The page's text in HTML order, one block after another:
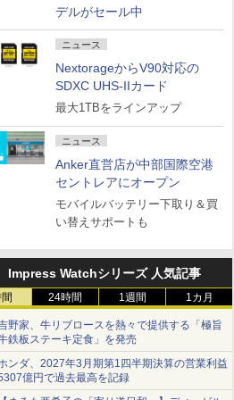
デルがセール中
ニュース
NextorageからV90対応の
SDXC UHS-IIカード
最大1TBをラインアップ
ニュース
Anker直営店が中部国際空港
セントレアにオープン
モバイルバッテリー下取り＆買
い替えサポートも
Impress Watchシリーズ 人気記事
24時間 1週間 1カ月
野家、牛リブロースを熱々で提供する「極旨
鉄板ステーキ定食」を発売
ンダ、2027年3月期第1四半期決算の営業利益
億円で過去最高を記録